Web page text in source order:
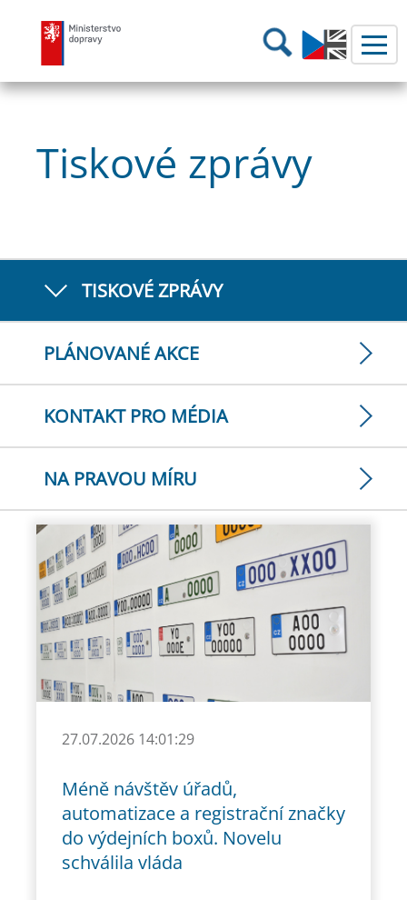
Ministerstvo dopravy Hledání
Tiskové zprávy
TISKOVÉ ZPRÁVY
PLÁNOVANÉ AKCE
KONTAKT PRO MÉDIA
NA PRAVOU MÍRU
27.07.2026 14:01:29
Méně návštěv úřadů,
automatizace a registrační značky
do výdejních boxů. Novelu
schválila vláda